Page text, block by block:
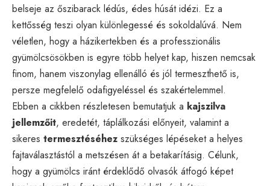
belseje az őszibarack lédús, édes húsát idézi. Ez a
kettősség teszi olyan különlegessé és sokoldalúvá. Nem
véletlen, hogy a házikertekben és a professzionális
gyümölcsösökben is egyre több helyet kap, hiszen nemcsak
finom, hanem viszonylag ellenálló és jól termeszthető is,
persze megfelelő odafigyeléssel és szakértelemmel.
Ebben a cikkben részletesen bemutatjuk a kajszilva
jellemzőit, eredetét, táplálkozási előnyeit, valamint a
sikeres termesztéséhez szükséges lépéseket a helyes
fajtaválasztástól a metszésen át a betakarításig. Célunk,
hogy a gyümölcs iránt érdeklődő olvasók átfogó képet